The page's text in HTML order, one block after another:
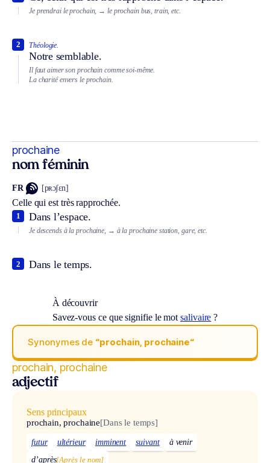
Je prendrai le prochain, → le prochain bus, train, etc.
Théologie.
Notre semblable.
2
Il faut aimer son prochain comme soi-même.
La charité envers le prochain.
prochaine
nom féminin
FR [pʀɔʃɛn]
Celle qui est très rapprochée.
Dans l’espace.
1
Je descends à la prochaine, → à la prochaine station, gare, etc.
Dans le temps.
2
À découvrir
Savez-vous ce que signifie le motsalivaire ?
Synonymes de “prochain, prochaine“
prochain, prochaine
adjectif
Sens principaux
prochain, prochaine[Dans le temps]
futur ultérieur imminent suivant
à venir
d’après[Après le nom]